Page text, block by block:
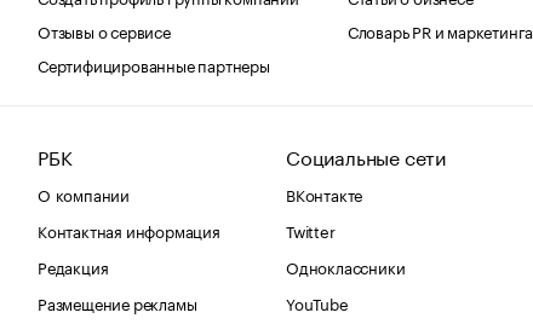
Отзывы о сервисе
Сертифицированные партнеры
Словарь PR и маркетинга
РБК
О компании
Контактная информация
Редакция
Размещение рекламы
Социальные сети
ВКонтакте
Twitter
Одноклассники
YouTube